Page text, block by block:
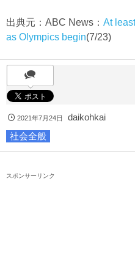
出典元：ABC News： At
as Olympics begin(7/23)
2021年7月24日
daikohkai
社会全般
スポンサーリンク